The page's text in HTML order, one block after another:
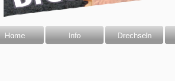
Home Info Drechseln